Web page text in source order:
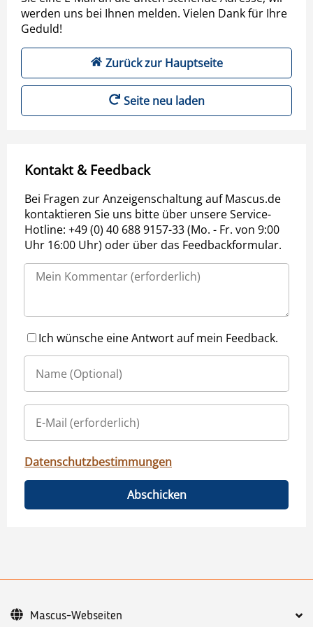
werden uns bei Ihnen melden. Vielen Dank für Ihre
Geduld!
Zurück zur Hauptseite
Seite neu laden
Kontakt & Feedback
Bei Fragen zur Anzeigenschaltung auf Mascus.de
kontaktieren Sie uns bitte über unsere Service-
Hotline: +49 (0) 40 688 9157-33 (Mo. - Fr. von 9:00
Uhr 16:00 Uhr) oder über das Feedbackformular.
Ich wünsche eine Antwort auf mein Feedback.
Datenschutzbestimmungen
Abschicken
Mascus-Webseiten